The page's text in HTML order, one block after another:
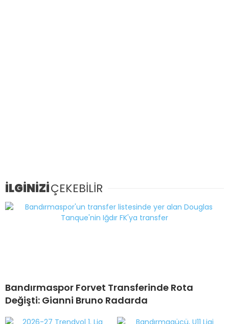
İLGİNİZİÇEKEBİLİR
Bandırmaspor Forvet Transferinde Rota
Değişti: Gianni Bruno Radarda